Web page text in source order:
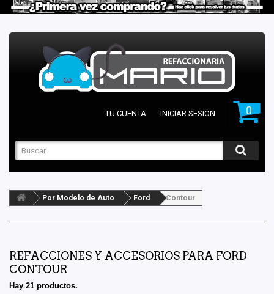
0
TU CUENTA INICIAR SESIÓN
Por Modelo de Auto Ford Contour
REFACCIONES Y ACCESORIOS PARA FORD
CONTOUR
Hay 21 productos.